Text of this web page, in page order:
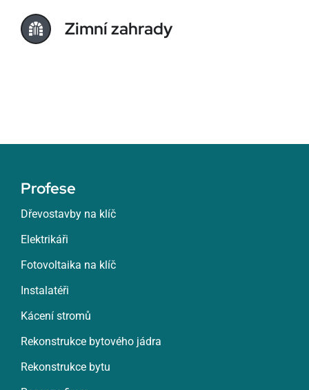
Zimní zahrady
Profese
Dřevostavby na klíč
Elektrikáři
Fotovoltaika na klíč
Instalatéři
Kácení stromů
Rekonstrukce bytového jádra
Rekonstrukce bytu